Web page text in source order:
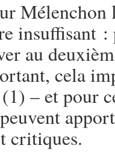
insuffisant
au
cela
– et pour
critiques.